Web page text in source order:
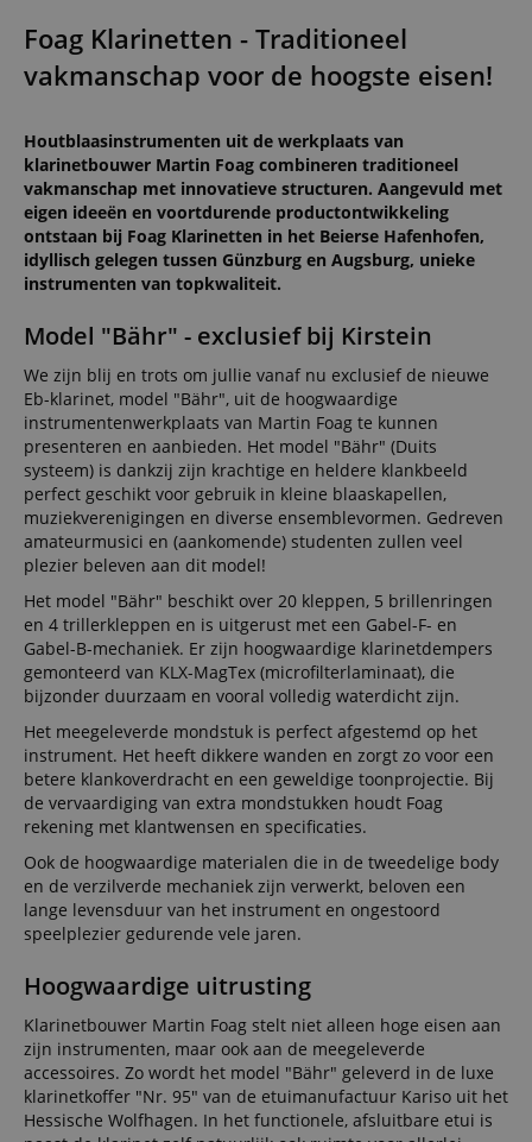
Foag Klarinetten - Traditioneel
vakmanschap voor de hoogste eisen!
Houtblaasinstrumenten uit de werkplaats van
klarinetbouwer Martin Foag combineren traditioneel
vakmanschap met innovatieve structuren. Aangevuld met
eigen ideeën en voortdurende productontwikkeling
ontstaan bij Foag Klarinetten in het Beierse Hafenhofen,
idyllisch gelegen tussen Günzburg en Augsburg, unieke
instrumenten van topkwaliteit.
Model "Bähr" - exclusief bij Kirstein
We zijn blij en trots om jullie vanaf nu exclusief de nieuwe
Eb-klarinet, model "Bähr", uit de hoogwaardige
instrumentenwerkplaats van Martin Foag te kunnen
presenteren en aanbieden. Het model "Bähr" (Duits
systeem) is dankzij zijn krachtige en heldere klankbeeld
perfect geschikt voor gebruik in kleine blaaskapellen,
muziekverenigingen en diverse ensemblevormen. Gedreven
amateurmusici en (aankomende) studenten zullen veel
plezier beleven aan dit model!
Het model "Bähr" beschikt over 20 kleppen, 5 brillenringen
en 4 trillerkleppen en is uitgerust met een Gabel-F- en
Gabel-B-mechaniek. Er zijn hoogwaardige klarinetdempers
gemonteerd van KLX-MagTex (microfilterlaminaat), die
bijzonder duurzaam en vooral volledig waterdicht zijn.
Het meegeleverde mondstuk is perfect afgestemd op het
instrument. Het heeft dikkere wanden en zorgt zo voor een
betere klankoverdracht en een geweldige toonprojectie. Bij
de vervaardiging van extra mondstukken houdt Foag
rekening met klantwensen en specificaties.
Ook de hoogwaardige materialen die in de tweedelige body
en de verzilverde mechaniek zijn verwerkt, beloven een
lange levensduur van het instrument en ongestoord
speelplezier gedurende vele jaren.
Hoogwaardige uitrusting
Klarinetbouwer Martin Foag stelt niet alleen hoge eisen aan
zijn instrumenten, maar ook aan de meegeleverde
accessoires. Zo wordt het model "Bähr" geleverd in de luxe
klarinetkoffer "Nr. 95" van de etuimanufactuur Kariso uit het
Hessische Wolfhagen. In het functionele, afsluitbare etui is